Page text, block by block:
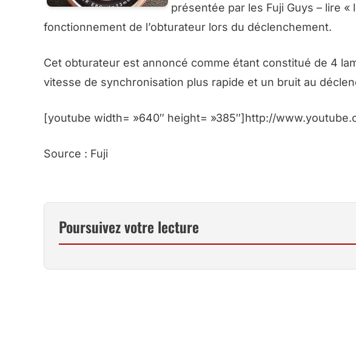
présentée par les Fuji Guys – lire «
fonctionnement de l’obturateur lors du déclenchement.
Cet obturateur est annoncé comme étant constitué de 4
vitesse de synchronisation plus rapide et un bruit au
[youtube width= »640″ height= »385″]http://
Source : Fuji
Poursuivez votre lecture